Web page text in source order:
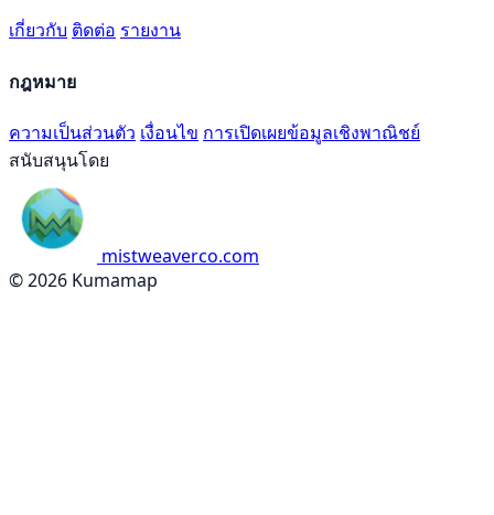
เกี่ยวกับ ติดต่อ รายงาน
กฎหมาย
ความเป็นส่วนตัว เงื่อนไข การเปิดเผยข้อมูลเชิงพาณิชย์
สนับสนุนโดย
mistweaverco.com
© 2026 Kumamap